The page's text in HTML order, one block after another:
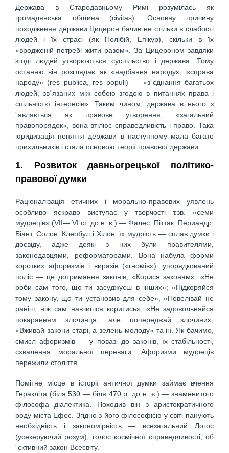
Держава в Стародавньому Римі розумілась як
громадянська община (civitas). Основну причину
походження держави Цицерон бачив не стільки в слабості
людей і їх страсі (як Полібій, Епікур), скільки в їх
«вродженій потребі жити разом». За Цицероном завдяки
згоді людей утворюються суспільство і держава. Тому
останню він розглядає як «надбання народу», «справа
народу» (res publica, res populi) — «з´єднання багатьох
людей, зв´язаних між собою згодою в питаннях права і
спільністю інтересів». Таким чином, держава в нього з
´являється як правове утворення, «загальний
правопорядок», вона втілює справедливість і право. Така
юридизація поняття держави в наступному мала багато
прихильників і стала основою теорії правової держави.
1. Розвиток давньогрецької політико-
правової думки
Раціоналізація етичних і морально-правових уявлень
особливо яскраво виступає у творчості т.зв. «семи
мудреців» (VII— VI ст. до н. є.) — Фалес, Піттак, Периандр,
Біант, Солон, Клеобул і Хілон. їх мудрість — сплав думки і
досвіду, адже деякі з них були правителями,
законодавцями, реформаторами. Вона набула форми
коротких афоризмів і виразів («гномів»): упорядкований
поліс — це дотримання законів; «Корися законам»; «Не
роби сам того, що ти засуджуєш в інших»; «Підкоряйся
тому закону, що ти установив для себе», «Повелівай не
раніш, ніж сам навчишся коритись»; «Не задовольняйся
покаранням злочинця, але попереджай злочини»,
«Вживай закони старі, а зелень молоду» та ін. Як бачимо,
смисл афоризмів — у повазі до законів, їх стабільності,
схвалення моральної переваги. Афоризми мудреців
пережили століття.
Помітне місце в історії античної думки займає вчення
Геракліта (біля 530 — біля 470 р. до н. є.) — знаменитого
філософа діалектика. Походив він з аристократичного
роду міста Ефес. Згідно з його філософією у світі панують
необхідність і закономірність — всезагальний Логос
(усекеруючий розум), голос космічної справедливості, об
´єктивний закон Всесвіту.